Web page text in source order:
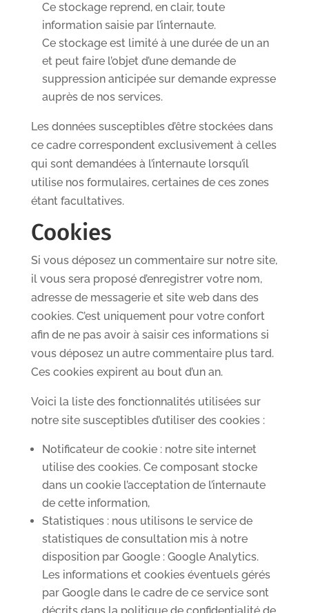
Ce stockage reprend, en clair, toute
information saisie par l’internaute.
Ce stockage est limité à une durée de un an
et peut faire l’objet d’une demande de
suppression anticipée sur demande expresse
auprès de nos services.
Les données susceptibles d’être stockées dans
ce cadre correspondent exclusivement à celles
qui sont demandées à l’internaute lorsqu’il
utilise nos formulaires, certaines de ces zones
étant facultatives.
Cookies
Si vous déposez un commentaire sur notre site,
il vous sera proposé d’enregistrer votre nom,
adresse de messagerie et site web dans des
cookies. C’est uniquement pour votre confort
afin de ne pas avoir à saisir ces informations si
vous déposez un autre commentaire plus tard.
Ces cookies expirent au bout d’un an.
Voici la liste des fonctionnalités utilisées sur
notre site susceptibles d’utiliser des cookies :
Notificateur de cookie : notre site internet
utilise des cookies. Ce composant stocke
dans un cookie l’acceptation de l’internaute
de cette information,
Statistiques : nous utilisons le service de
statistiques de consultation mis à notre
disposition par Google : Google Analytics.
Les informations et cookies éventuels gérés
par Google dans le cadre de ce service sont